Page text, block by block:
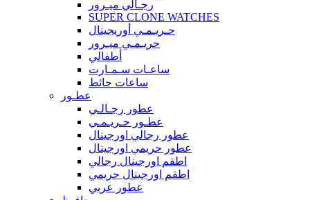
رجـالي ميـرور
SUPER CLONE WATCHES
حـريـمـي أوريجينال
حريـمـي ميـرور
أطفالي
ساعـات سـمـارت
ساعات حائط
عطـور
عطور رجـالـي
عطـور حـريـمـي
عطور رجالي اورجينال
عطور حريمي اورجينال
اطقم اورجينال رجالي
اطقم اورجينال حريمي
عطور عربي